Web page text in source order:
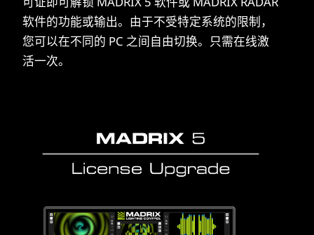
软件的功能或输出。由于不受特定系统的限制，
您可以在不同的 PC 之间自由切换。只需在线激
活一次。